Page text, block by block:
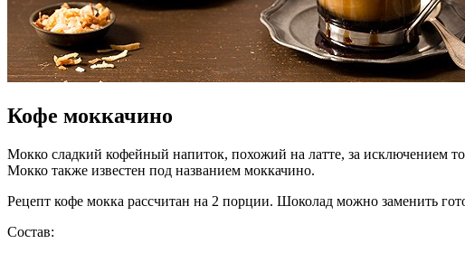
Кофе моккачино
Мокко сладкий кофейный напиток, похожий на латте, за исключением
Мокко также известен под названием моккачино.
Рецепт кофе мокка рассчитан на 2 порции. Шоколад можно заменить
Состав: